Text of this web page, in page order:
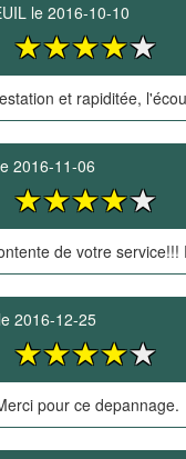
le 2016-10-10
et rapiditée,
2016-11-06
de votre service!!!
le 2016-12-25
pour ce depannage.